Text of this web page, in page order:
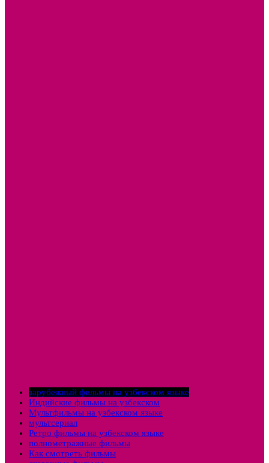
зарубежный фильмы на узбекском языке
Индийские фильмы на узбекском
Мультфильмы на узбекском языке
мультсериал
Ретро фильмы на узбекском языке
полнометражные фильмы
Как смотреть фильмы